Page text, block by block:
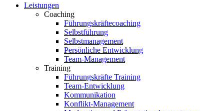
Leistungen
Coaching
Führungskräftecoaching
Selbstführung
Selbstmanagement
Persönliche Entwicklung
Team-Management
Training
Führungskräfte Training
Team-Entwicklung
Kommunikation
Konflikt-Management